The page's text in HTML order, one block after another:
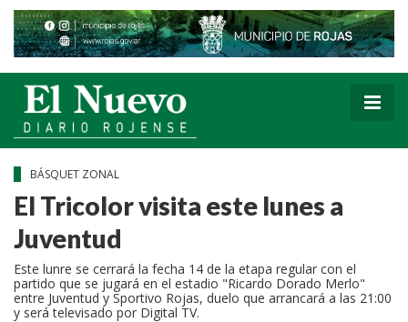
BÁSQUET ZONAL
El Tricolor visita este lunes a
Juventud
Este lunre se cerrará la fecha 14 de la etapa regular con el
partido que se jugará en el estadio "Ricardo Dorado Merlo"
entre Juventud y Sportivo Rojas, duelo que arrancará a las 21:00
y será televisado por Digital TV.